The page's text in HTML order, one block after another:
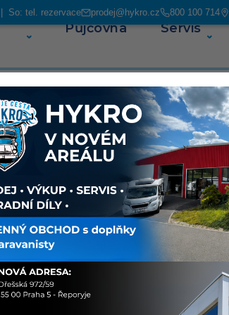
So: tel. rezervace prodej@hykro.cz 800 100 714
Půjčovna Servis